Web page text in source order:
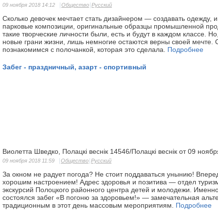
09 ноября 2018 14:12 Общество Русский
Сколько девочек мечтает стать дизайнером — создавать одежду,
парковые композиции, оригинальные образцы промышленной
такие творческие личности были, есть и будут в каждом классе.
новые грани жизни, лишь немногие остаются верны своей мечте.
познакомимся с полочанкой, которая это сделала. Подробнее
Забег - праздничный, азарт - спортивный
Виолетта Шведко, Полацкі веснік 14546/Полацкі веснік от 09
09 ноября 2018 11:59 Общество Русский
За окном не радует погода? Не стоит поддаваться унынию!
хорошим настроением! Адрес здоровья и позитива — отдел
экскурсий Полоцкого районного центра детей и молодежи.
состоялся забег «В погоню за здоровьем!» — замечательная
традиционным в этот день массовым мероприятиям. Подробнее